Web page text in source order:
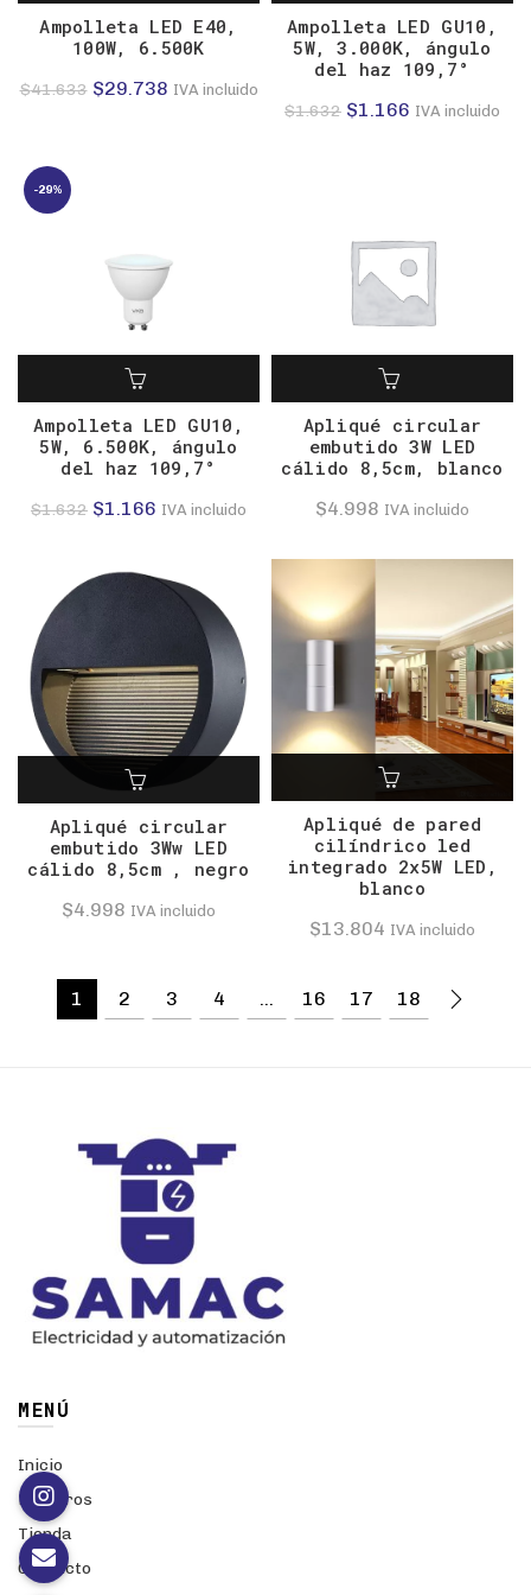
Ampolleta LED E40,
100W, 6.500K
$41.633 El
$29.738ElIVA incluido
Ampolleta LED GU10,
5W, 3.000K, ángulo
del haz 109,7°
$1.632 El
$1.166 El
IVA incluido
-29%
Ampolleta LED GU10,
5W, 6.500K, ángulo
del haz 109,7°
$1.632 El
original
$1.166 El
es:
$1.166.
IVA incluido
Apliqué circular
embutido 3W LED
cálido 8,5cm, blanco
$4.998 IVA incluido
Apliqué circular
embutido 3Ww LED
cálido 8,5cm , negro
$4.998 IVA incluido
Apliqué de pared
cilíndrico led
integrado 2x5W LED,
blanco
$13.804 IVA incluido
1 2 3 4 … 16 17 18
MENÚ
Inicio
Nosotros
Tienda
Contacto